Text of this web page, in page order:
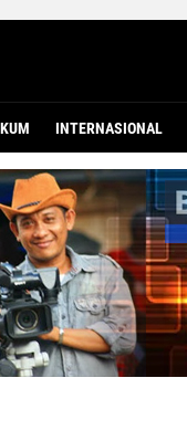
INTERNASIONAL